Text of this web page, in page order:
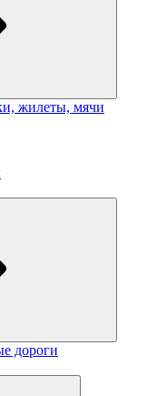
жилеты, мячи
дороги